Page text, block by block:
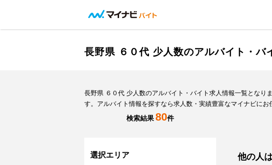
長野県 ６０代 少人数のアルバイト・バ
長野県 ６０代 少人数のアルバイト・バイト求人情報一覧となり
す。アルバイト情報を探すなら求人数・実績豊富なマイナビにお
検索結果80件
選択エリア 他の人